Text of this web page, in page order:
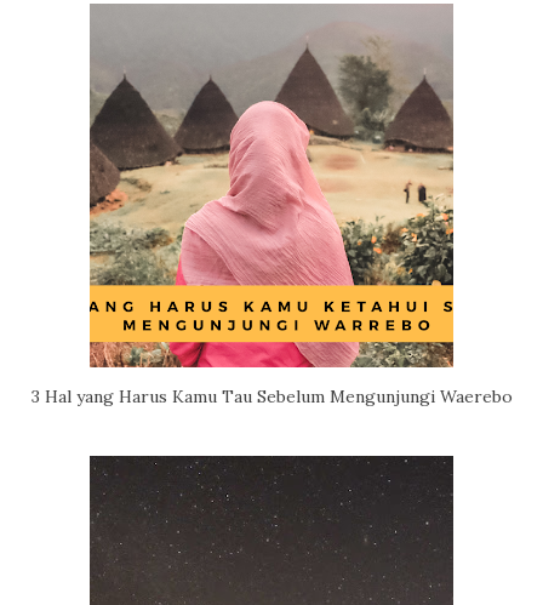
3 Hal yang Harus Kamu Tau Sebelum Mengunjungi Waerebo